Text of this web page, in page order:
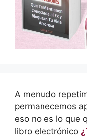
A menudo
permanecemos
eso no es lo que
libro electrónico